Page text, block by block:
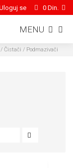
se 0 Din.
MENU
Čistači / Podmazivači